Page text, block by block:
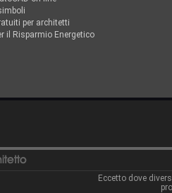
per architetti
il Risparmio Energetico
Eccetto dove